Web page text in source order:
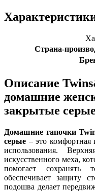
Страна-
Описание
домашние
закрытые
Домашние тапочки
серые – это комфортная
использования.
искусственного меха,
помогает сохранять
обеспечивает защиту
подошва делает